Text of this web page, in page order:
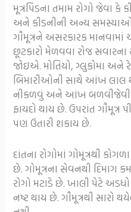
મૂત્રપિંડના તમામ રોગો જેવા કે
અને કીડનીની અન્ય
ગૌમૂત્રને અસરકારક
છૂટકારો મેળવવા રોજ
જોઇએ. મોતિયો, ગ્લુકોમા અને
બિમારીઓની સાથે આંખ લાલ
નીકળવું અને આંખ બળવીજેવી
ફાયદો થાય છે. ઉપરાંત
પણ ઉતારી શકાય છે.
દાંતના રોગોમાં ગોમૂત્રથી
છે. ગોમૂત્રના સેવનથી દિમાગ
રોગો મટાડે છે. ખાલી પેટે અડધો
નષ્ટ થાય છે. ગૌમૂત્રથી સારો